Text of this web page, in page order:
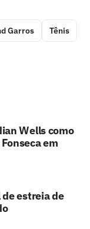
Garros Tênis
Wells como
em
estreia de